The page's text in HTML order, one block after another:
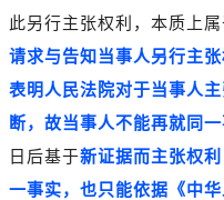
此另行主张权利，本质上属
请求与告知当事人另行主
表明人民法院对于当事人
断，故当事人不能再就同
日后基于新证据而主张权利
一事实，也只能依据《中